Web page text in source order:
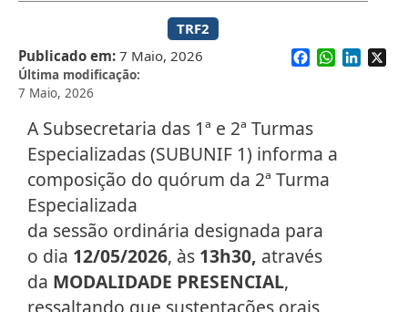
TRF2
Publicado em 7 Maio, 2026
Última modificação
7 Maio, 2026
Facebook
WhatsApp
A Subsecretaria das 1ª e 2ª Turmas
Especializadas (SUBUNIF 1) informa a
composição do quórum da 2ª Turma
Especializada
da sessão ordinária designada para
o dia 12/05/2026, às 13h30, através
da MODALIDADE PRESENCIAL,